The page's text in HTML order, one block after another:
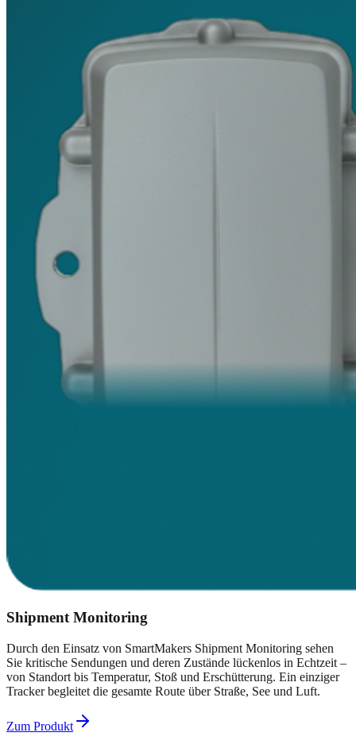
Shipment Monitoring
Durch den Einsatz von SmartMakers Shipment Monitoring sehen
Sie kritische Sendungen und deren Zustände lückenlos in Echtzeit –
von Standort bis Temperatur, Stoß und Erschütterung. Ein einziger
Tracker begleitet die gesamte Route über Straße, See und Luft.
Zum Produkt